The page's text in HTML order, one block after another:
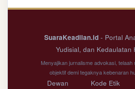
SuaraKeadilan.id - Portal
Yudisial, dan Kedaulatan
Menyajikan jurnalisme advokasi, telaah
objektif demi tegaknya kebenaran
Dewan Kode Etik